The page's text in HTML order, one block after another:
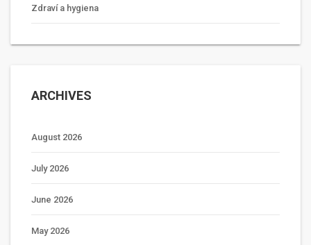
Zdraví a hygiena
ARCHIVES
August 2026
July 2026
June 2026
May 2026